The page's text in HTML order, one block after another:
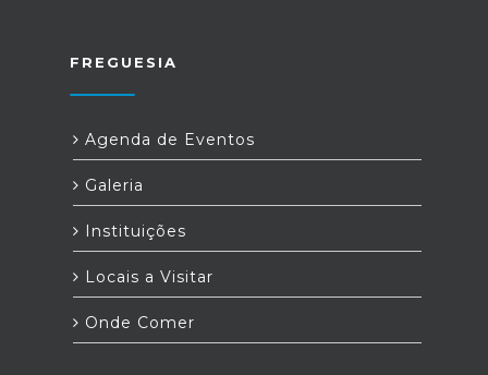
FREGUESIA
Agenda de Eventos
Galeria
Instituições
Locais a Visitar
Onde Comer